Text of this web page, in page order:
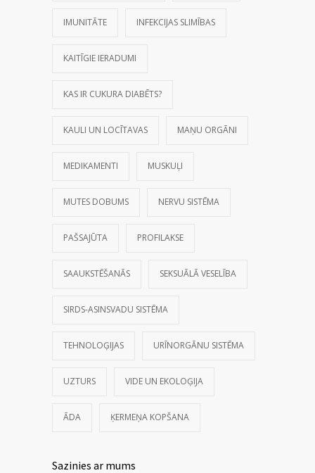
IMUNITĀTE INFEKCIJAS SLIMĪBAS
KAITĪGIE IERADUMI
KAS IR CUKURA DIABĒTS?
KAULI UN LOCĪTAVAS MAŅU ORGĀNI
MEDIKAMENTI MUSKUĻI
MUTES DOBUMS NERVU SISTĒMA
PAŠSAJŪTA PROFILAKSE
SAAUKSTĒŠANĀS SEKSUĀLĀ VESELĪBA
SIRDS-ASINSVADU SISTĒMA
TEHNOLOĢIJAS URĪNORGĀNU SISTĒMA
UZTURS VIDE UN EKOLOĢIJA
ĀDA ĶERMEŅA KOPŠANA
Sazinies ar mums